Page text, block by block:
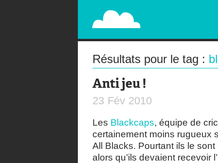
PAPERPLANE
STREET, AMBIENT, GUÉRILLA MARKETING
Résultats pour le tag :
Anti jeu !
23 Fév 2010
Les Blackcaps, équipe de
certainement moins rugueux
All Blacks. Pourtant ils le
alors qu’ils devaient recevoir